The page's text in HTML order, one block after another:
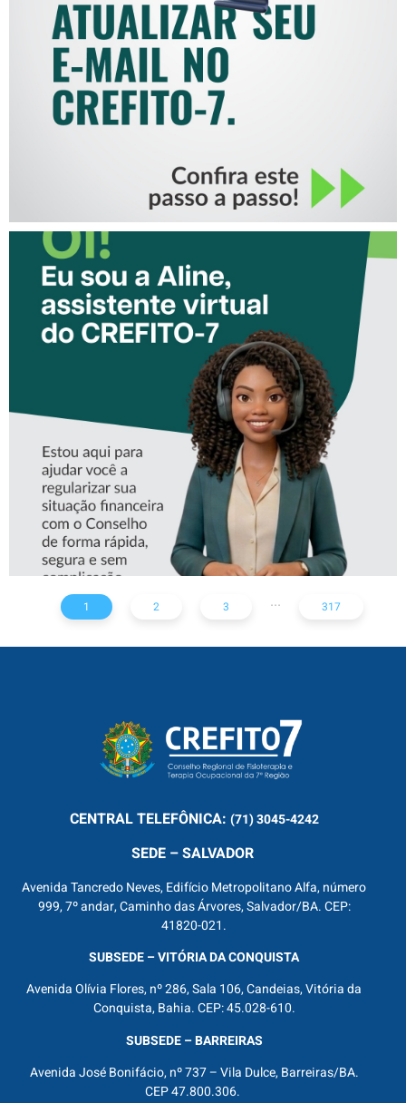
COMO ATUALIZAR SEU E-
MAIL NO CREFITO-7
CONHEÇA A ‘ALINE’,
ASSISTENTE VIRTUAL DO
CREFITO-7
1 2 3 ... 317
CENTRALTELEFÔNICA: (71) 3045-4242
SEDE – SALVADOR
Avenida Tancredo Neves, Edifício Metropolitano Alfa, número
999, 7º andar, Caminho das Árvores, Salvador/BA. CEP:
41820-021.
SUBSEDE – VITÓRIA DA CONQUISTA
Avenida Olívia Flores, nº 286, Sala 106, Candeias, Vitória da
Conquista, Bahia. CEP: 45.028-610.
SUBSEDE – BARREIRAS
Avenida José Bonifácio, nº 737 – Vila Dulce, Barreiras/BA.
CEP 47.800.306.